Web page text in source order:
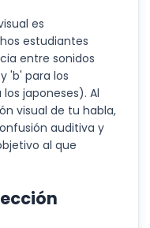
es
estudiantes
entre sonidos
'b' para los
japoneses). Al
visual de tu habla,
auditiva y
al que